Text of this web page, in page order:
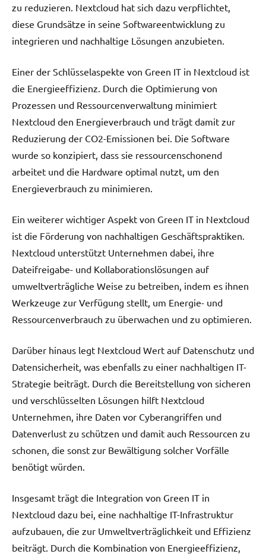
zu reduzieren. Nextcloud hat sich dazu verpflichtet,
diese Grundsätze in seine Softwareentwicklung zu
integrieren und nachhaltige Lösungen anzubieten.
Einer der Schlüsselaspekte von Green IT in Nextcloud ist
die Energieeffizienz. Durch die Optimierung von
Prozessen und Ressourcenverwaltung minimiert
Nextcloud den Energieverbrauch und trägt damit zur
Reduzierung der CO2-Emissionen bei. Die Software
wurde so konzipiert, dass sie ressourcenschonend
arbeitet und die Hardware optimal nutzt, um den
Energieverbrauch zu minimieren.
Ein weiterer wichtiger Aspekt von Green IT in Nextcloud
ist die Förderung von nachhaltigen Geschäftspraktiken.
Nextcloud unterstützt Unternehmen dabei, ihre
Dateifreigabe- und Kollaborationslösungen auf
umweltverträgliche Weise zu betreiben, indem es ihnen
Werkzeuge zur Verfügung stellt, um Energie- und
Ressourcenverbrauch zu überwachen und zu optimieren.
Darüber hinaus legt Nextcloud Wert auf Datenschutz und
Datensicherheit, was ebenfalls zu einer nachhaltigen IT-
Strategie beiträgt. Durch die Bereitstellung von sicheren
und verschlüsselten Lösungen hilft Nextcloud
Unternehmen, ihre Daten vor Cyberangriffen und
Datenverlust zu schützen und damit auch Ressourcen zu
schonen, die sonst zur Bewältigung solcher Vorfälle
benötigt würden.
Insgesamt trägt die Integration von Green IT in
Nextcloud dazu bei, eine nachhaltige IT-Infrastruktur
aufzubauen, die zur Umweltverträglichkeit und Effizienz
beiträgt. Durch die Kombination von Energieeffizienz,